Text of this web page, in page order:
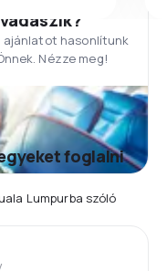
ajánlatot hasonlítunk
Nézze meg!
foglalni
Lumpurba szóló